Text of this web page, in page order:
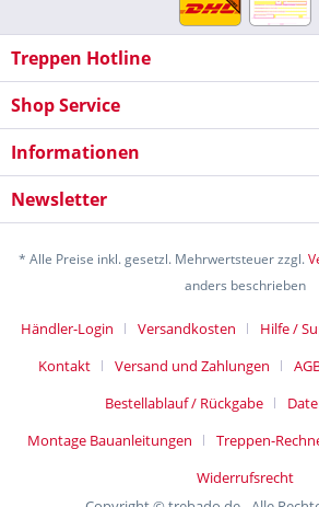
Treppen Hotline
Shop Service
Informationen
Newsletter
* Alle Preise inkl. gesetzl. Mehrwertsteuer zzgl.
anders beschrieben
Händler-Login Versandkosten Hilfe /
Kontakt
Versand und Zahlungen
Bestellablauf / Rückgabe
Montage Bauanleitungen
Treppen-
Widerrufsrecht